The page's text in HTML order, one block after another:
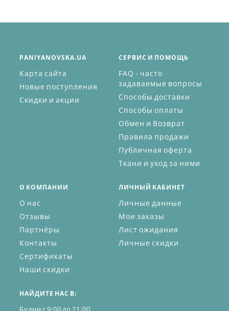
PANIYANOVSKA.UA
Карта сайта
Новые поступления
Скидки и акции
СЕРВИС И ПОМОЩЬ
FAQ - часто
задаваемые вопросы
Способы доставки
Способы оплаты
Обмен и Возврат
Правила продажи
Публичная оферта
Ткани и уход за ними
О КОМПАНИИ
О нас
Отзывы
Партнёры
Контакты
Сертификаты
Наши скидки
ЛИЧНЫЙ КАБИНЕТ
Личные данные
Мои заказы
Лист ожидания
Личные скидки
НАЙДИТЕ НАС В:
Будни с 9:00 до 21:00